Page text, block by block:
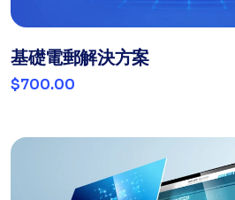
基礎電郵解決方案
$700.00